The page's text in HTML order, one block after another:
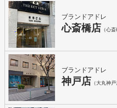
ブランドアドレ
心斎橋店 （心
ブランドアドレ
神戸店 （大丸神